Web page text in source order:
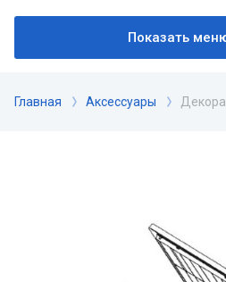
Показать
Главная Аксессуары